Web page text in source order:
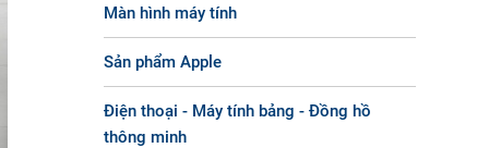
Màn hình máy tính
Sản phẩm Apple
Điện thoại - Máy tính bảng - Đồng hồ
thông minh